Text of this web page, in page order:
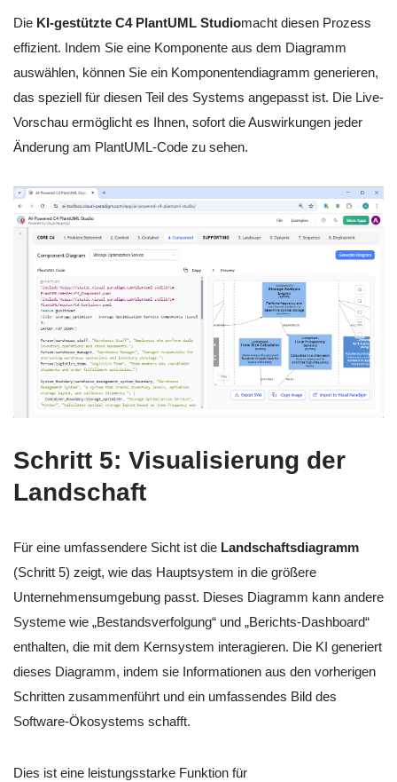
Die KI-gestützte C4 PlantUML Studiomacht diesen Prozess
effizient. Indem Sie eine Komponente aus dem Diagramm
auswählen, können Sie ein Komponentendiagramm generieren,
das speziell für diesen Teil des Systems angepasst ist. Die Live-
Vorschau ermöglicht es Ihnen, sofort die Auswirkungen jeder
Änderung am PlantUML-Code zu sehen.
Schritt 5: Visualisierung der
Landschaft
Für eine umfassendere Sicht ist die Landschaftsdiagramm
(Schritt 5) zeigt, wie das Hauptsystem in die größere
Unternehmensumgebung passt. Dieses Diagramm kann andere
Systeme wie „Bestandsverfolgung“ und „Berichts-Dashboard“
enthalten, die mit dem Kernsystem interagieren. Die KI generiert
dieses Diagramm, indem sie Informationen aus den vorherigen
Schritten zusammenführt und ein umfassendes Bild des
Software-Ökosystems schafft.
Dies ist eine leistungsstarke Funktion für